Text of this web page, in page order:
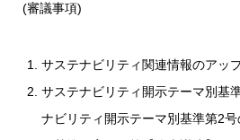
(審議事項)
サステナビリティ関連情報のアッ
サステナビリティ開示テーマ別基
ナビリティ開示テーマ別基準第2